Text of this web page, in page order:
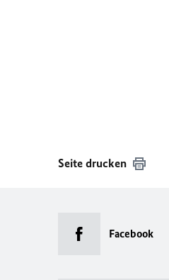
Seite drucken
Facebook